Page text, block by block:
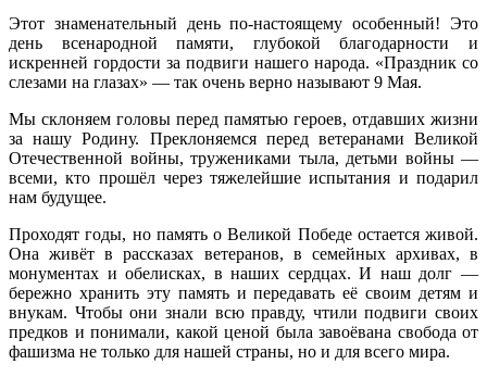
Этот знаменательный день по-настоящему особенный! Это
день всенародной памяти, глубокой благодарности и
искренней гордости за подвиги нашего народа. «Праздник со
слезами на глазах» — так очень верно называют 9 Мая.
Мы склоняем головы перед памятью героев, отдавших жизни
за нашу Родину. Преклоняемся перед ветеранами Великой
Отечественной войны, тружениками тыла, детьми войны —
всеми, кто прошёл через тяжелейшие испытания и подарил
нам будущее.
Проходят годы, но память о Великой Победе остается живой.
Она живёт в рассказах ветеранов, в семейных архивах, в
монументах и обелисках, в наших сердцах. И наш долг —
бережно хранить эту память и передавать её своим детям и
внукам. Чтобы они знали всю правду, чтили подвиги своих
предков и понимали, какой ценой была завоёвана свобода от
фашизма не только для нашей страны, но и для всего мира.